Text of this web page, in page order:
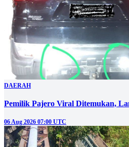
DAERAH
Pemilik Pajero Viral Ditemukan,
06 Aug 2026 07:00 UTC